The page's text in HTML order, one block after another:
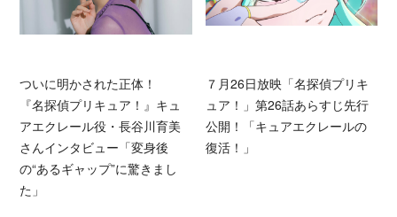
ついに明かされた正体！
『名探偵プリキュア！』キュ
アエクレール役・長谷川育美
さんインタビュー「変身後
の“あるギャップ”に驚きまし
た」
７月26日放映「名探偵プリキ
ュア！」第26話あらすじ先行
公開！「キュアエクレールの
復活！」